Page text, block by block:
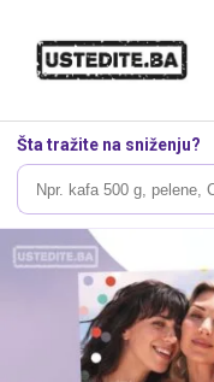
Šta tražite na sniženju?